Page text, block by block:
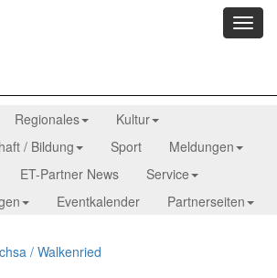
Menü
Regionales
Kultur
/ Bildung
Sport
Meldungen
ET-Partner News
Service
Eventkalender Partnerseiten
/ Walkenried